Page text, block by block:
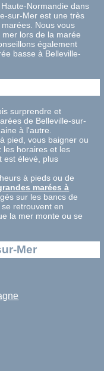
Normandie dans
sur-Mer est une très
Nous vous
lors de la marée
également
basse à Belleville-
surprendre et
de Belleville-sur-
à l'autre.
pied, vous baigner ou
les horaires et les
est élevé, plus
à pieds ou de
marées à
sur les bancs de
retrouvent en
la mer monte ou se
Mer